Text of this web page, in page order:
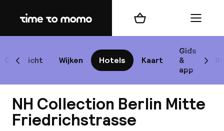
Home
Overzicht Wijken Hotels Kaart
Gids
&
app
Scroll naar links
Winkelmand Menu
NH Collection Berlin Mitte
Friedrichstrasse